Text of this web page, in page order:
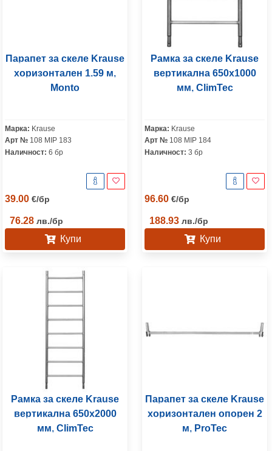
Парапет за скеле Krause
хоризонтален 1.59 м,
Monto
Марка: Krause
Арт № 108 MIP 183
Наличност: 6 бр
39.00 €/бр
76.28 лв./бр
Купи
Рамка за скеле Krause
вертикална 650х1000
мм, ClimTec
Марка: Krause
Арт № 108 MIP 184
Наличност: 3 бр
96.60 €/бр
188.93 лв./бр
Купи
Рамка за скеле Krause
вертикална 650х2000
мм, ClimTec
Парапет за скеле Krause
хоризонтален опорен 2
м, ProTec